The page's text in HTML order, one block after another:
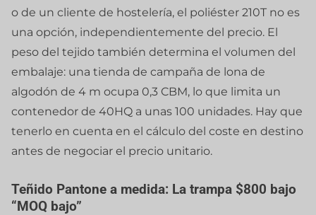
o de un cliente de hostelería, el poliéster 210T no es
una opción, independientemente del precio. El
peso del tejido también determina el volumen del
embalaje: una tienda de campaña de lona de
algodón de 4 m ocupa 0,3 CBM, lo que limita un
contenedor de 40HQ a unas 100 unidades. Hay que
tenerlo en cuenta en el cálculo del coste en destino
antes de negociar el precio unitario.
Teñido Pantone a medida: La trampa $800 bajo
“MOQ bajo”